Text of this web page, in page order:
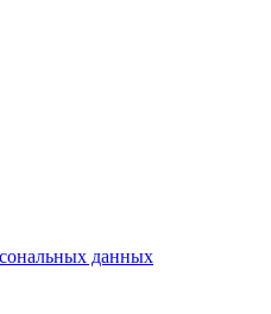
данных